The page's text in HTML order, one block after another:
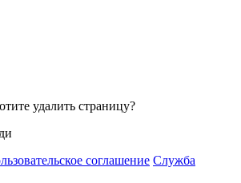
удалить страницу?
соглашение Служба